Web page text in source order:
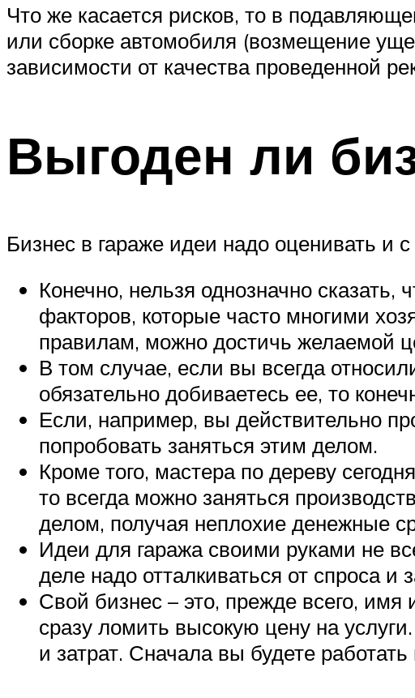
Что же касается рисков, то в
или сборке автомобиля (возмещение
зависимости от качества проведенной
Выгоден ли
Бизнес в гараже идеи надо оценивать и
Конечно, нельзя однозначно сказать,
факторов, которые часто многими
правилам, можно достичь желаемой
В том случае, если вы всегда
обязательно добиваетесь ее, то
Если, например, вы действительно
попробовать заняться этим делом.
Кроме того, мастера по дереву
то всегда можно заняться
делом, получая неплохие денежные
Идеи для гаража своими руками не
деле надо отталкиваться от спроса и
Свой бизнес – это, прежде всего,
сразу ломить высокую цену на
и затрат. Сначала вы будете